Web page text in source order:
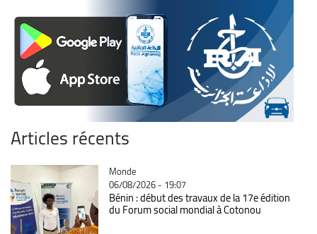
Articles récents
Catégorie
Monde
06/08/2026 - 19:07
Bénin : début des travaux de la 17e édition
du Forum social mondial à Cotonou